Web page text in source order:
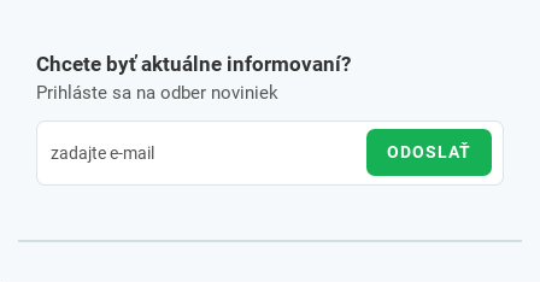
Chcete byť aktuálne informovaní?
Prihláste sa na odber noviniek
ODOSLAŤ